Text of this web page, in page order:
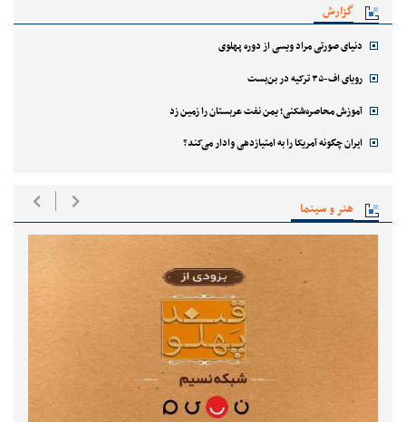
گزارش
دنیای صورتی مراد ویسی از دوره پهلوی
رویای اف-۳۵ ترکیه در بن‌بست
آموزش محاصره‌شکنی؛ یمن نفت عربستان را زمین زد
ایران چگونه آمریکا را به امتیازدهی وادار می‌کند؟
هنر و سینما